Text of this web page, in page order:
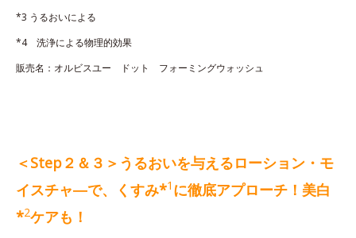
*3 うるおいによる
*4 洗浄による物理的効果
販売名：オルビスユー ドット フォーミングウォッシュ
＜Step２＆３＞うるおいを与えるローション・モ
イスチャ―で、くすみ*1 に徹底アプローチ！美白
*2ケアも！